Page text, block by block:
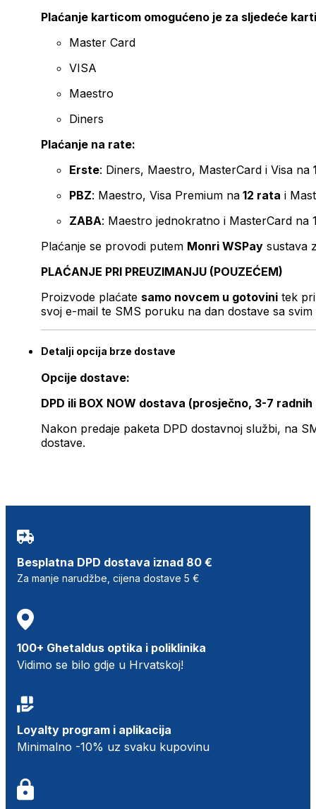
Plaćanje karticom omogućeno je za sljedeće
Master Card
VISA
Maestro
Diners
Plaćanje na rate:
Erste: Diners, Maestro, MasterCard i Visa na
PBZ: Maestro, Visa Premium na 12 rata i
ZABA: Maestro jednokratno i MasterCard na
Plaćanje se provodi putem Monri WSPay sustava
PLAĆANJE PRI PREUZIMANJU (POUZEĆEM)
Proizvode plaćate samo novcem u gotovini tek
svoj e-mail te SMS poruku na dan dostave sa svim
Detalji opcija brze dostave
Opcije dostave:
DPD ili BOX NOW dostava (prosječno, 3-7 radnih
Nakon predaje paketa DPD dostavnoj službi, na
dostave.
Besplatna DPD dostava iznad 80 €
Za manje narudžbe, cijena dostave 5 €
100+ Ghetaldus optika i poliklinika
Vidimo se bilo gdje u Hrvatskoj!
Loyalty program i aplikacija
Minimalno -10% uz svaku kupovinu